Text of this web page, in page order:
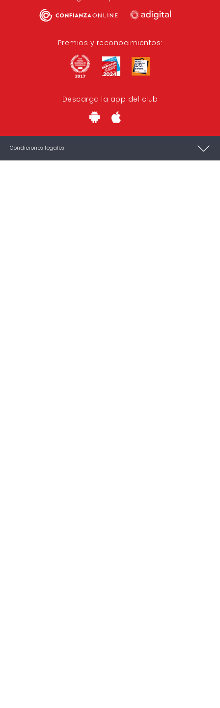
Premios y reconocimientos:
Descarga la app del club
Condiciones legales